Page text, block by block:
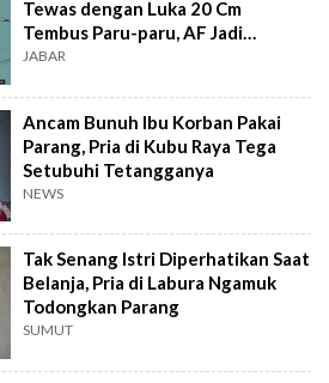
Tewas dengan Luka 20 Cm
Tembus Paru-paru, AF Jadi
Tersangka
JABAR
Ancam Bunuh Ibu Korban Pakai
Parang, Pria di Kubu Raya Tega
Setubuhi Tetangganya
NEWS
Tak Senang Istri Diperhatikan Saat
Belanja, Pria di Labura Ngamuk
Todongkan Parang
SUMUT